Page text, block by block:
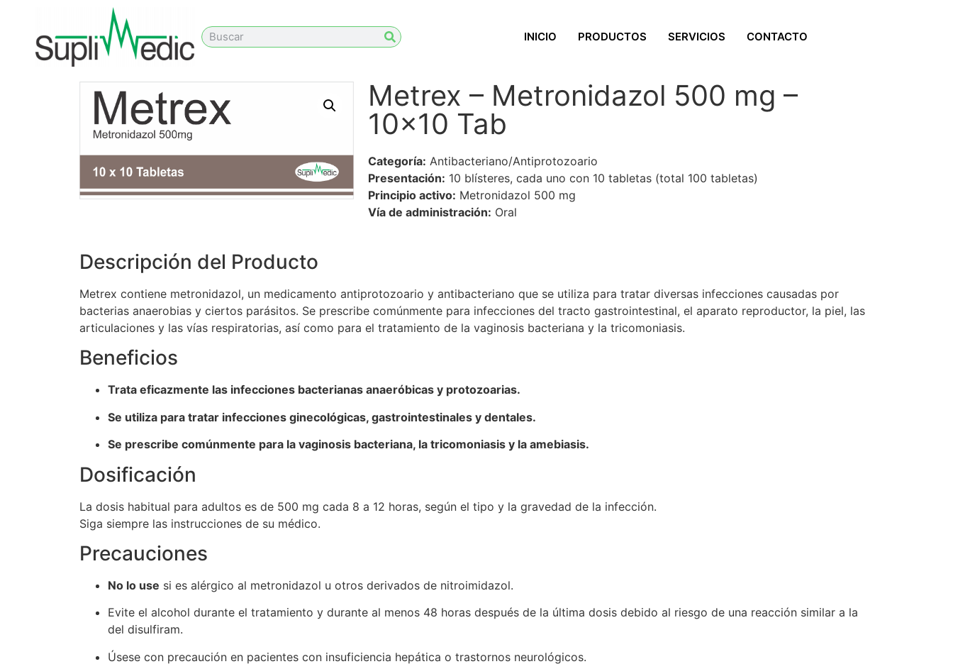
INICIO PRODUCTOS SERVICIOS CONTACTO
Metrex – Metronidazol 500 mg –
10×10 Tab
Categoría: Antibacteriano/Antiprotozoario
Presentación: 10 blísteres, cada uno con 10 tabletas (total 100 tabletas)
Principio activo: Metronidazol 500 mg
Vía de administración: Oral
Descripción del Producto
Metrex contiene metronidazol, un medicamento antiprotozoario y antibacteriano que se utiliza para tratar diversas infecciones causadas por
bacterias anaerobias y ciertos parásitos. Se prescribe comúnmente para infecciones del tracto gastrointestinal, el aparato reproductor, la piel, las
articulaciones y las vías respiratorias, así como para el tratamiento de la vaginosis bacteriana y la tricomoniasis.
Beneficios
Trata eficazmente las infecciones bacterianas anaeróbicas y protozoarias.
Se utiliza para tratar infecciones ginecológicas, gastrointestinales y dentales.
Se prescribe comúnmente para la vaginosis bacteriana, la tricomoniasis y la amebiasis.
Dosificación
La dosis habitual para adultos es de 500 mg cada 8 a 12 horas, según el tipo y la gravedad de la infección.
Siga siempre las instrucciones de su médico.
Precauciones
No lo use si es alérgico al metronidazol u otros derivados de nitroimidazol.
Evite el alcohol durante el tratamiento y durante al menos 48 horas después de la última dosis debido al riesgo de una reacción similar a la
del disulfiram.
Úsese con precaución en pacientes con insuficiencia hepática o trastornos neurológicos.